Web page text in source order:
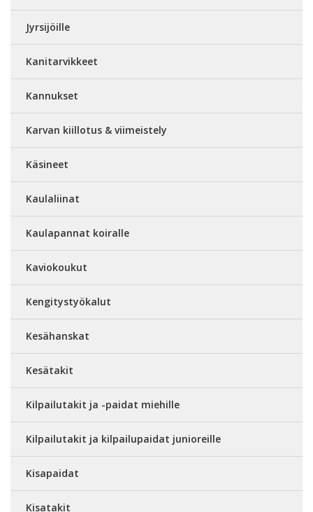
Jyrsijöille
Kanitarvikkeet
Kannukset
Karvan kiillotus & viimeistely
Käsineet
Kaulaliinat
Kaulapannat koiralle
Kaviokoukut
Kengitystyökalut
Kesähanskat
Kesätakit
Kilpailutakit ja -paidat miehille
Kilpailutakit ja kilpailupaidat junioreille
Kisapaidat
Kisatakit